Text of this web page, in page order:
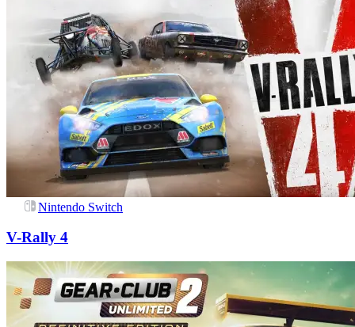
Nintendo Switch
V-Rally 4